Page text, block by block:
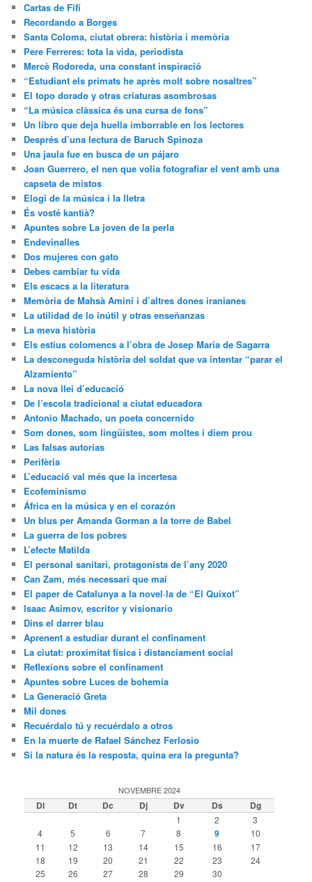
Cartas de Fifí
Recordando a Borges
Santa Coloma, ciutat obrera: història i memòria
Pere Ferreres: tota la vida, periodista
Mercè Rodoreda, una constant inspiració
“Estudiant els primats he après molt sobre nosaltres”
El topo dorado y otras criaturas asombrosas
“La música clàssica és una cursa de fons”
Un libro que deja huella imborrable en los lectores
Després d’una lectura de Baruch Spinoza
Una jaula fue en busca de un pájaro
Joan Guerrero, el nen que volia fotografiar el vent amb una
capseta de mistos
Elogi de la música i la lletra
És vosté kantià?
Apuntes sobre La joven de la perla
Endevinalles
Dos mujeres con gato
Debes cambiar tu vida
Els escacs a la literatura
Memòria de Mahsà Aminí i d’altres dones iranianes
La utilidad de lo inútil y otras enseñanzas
La meva història
Els estius colomencs a l’obra de Josep Maria de Sagarra
La desconeguda història del soldat que va intentar “parar el
Alzamiento”
La nova llei d’educació
De l’escola tradicional a ciutat educadora
Antonio Machado, un poeta concernido
Som dones, som lingüistes, som moltes i diem prou
Las falsas autorías
Perifèria
L’educació val més que la incertesa
Ecofeminismo
África en la música y en el corazón
Un blus per Amanda Gorman a la torre de Babel
La guerra de los pobres
L’efecte Matilda
El personal sanitari, protagonista de l’any 2020
Can Zam, més necessari que mai
El paper de Catalunya a la novel·la de “El Quixot”
Isaac Asimov, escritor y visionario
Dins el darrer blau
Aprenent a estudiar durant el confinament
La ciutat: proximitat física i distanciament social
Reflexions sobre el confinament
Apuntes sobre Luces de bohemia
La Generació Greta
Mil dones
Recuérdalo tú y recuérdalo a otros
En la muerte de Rafael Sánchez Ferlosio
Si la natura és la resposta, quina era la pregunta?
NOVEMBRE 2024
Dl Dt Dc Dj Dv Ds Dg
1 2
3
4
5 6 7 8 9
10
11
12 13 14 15 16
17
18
19 20 21 22 23
24
25
26 27 28 29 30